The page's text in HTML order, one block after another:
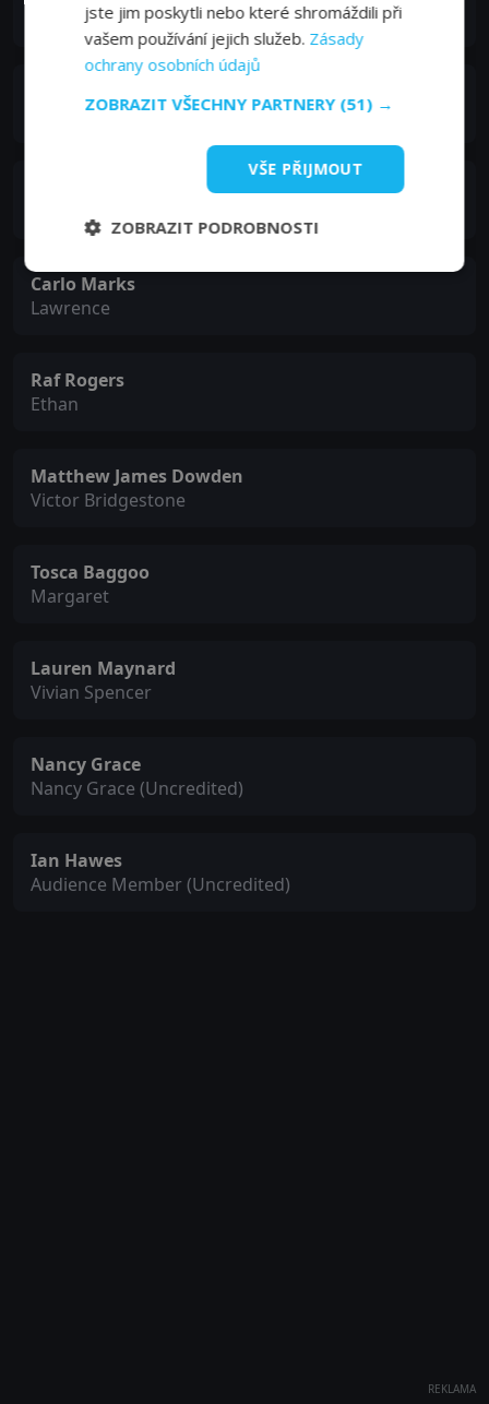
Meghan Phillips
Carlo Marks
Lawrence
Raf Rogers
Ethan
Matthew James Dowden
Victor Bridgestone
Tosca Baggoo
Margaret
Lauren Maynard
Vivian Spencer
Nancy Grace
Nancy Grace (Uncredited)
Ian Hawes
Audience Member (Uncredited)
REKLAMA
jste jim poskytli nebo které shromáždili při
vašem používání jejich služeb. Zásady
ochrany osobních údajů
ZOBRAZIT VŠECHNY PARTNERY (51) →
VŠE PŘIJMOUT
ZOBRAZIT PODROBNOSTI